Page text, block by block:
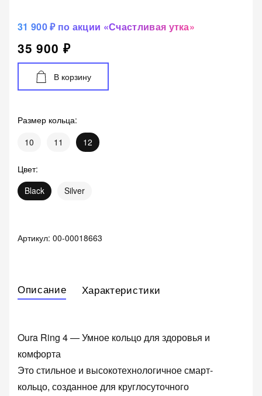
31 900 ₽ по акции «Счастливая утка»
35 900 ₽
В корзину
Размер кольца:
10
11 12
Цвет:
Black
Silver
Артикул: 00-00018663
Описание Характеристики
Oura Ring 4 — Умное кольцо для здоровья и
комфорта
Это стильное и высокотехнологичное смарт-
кольцо, созданное для круглосуточного